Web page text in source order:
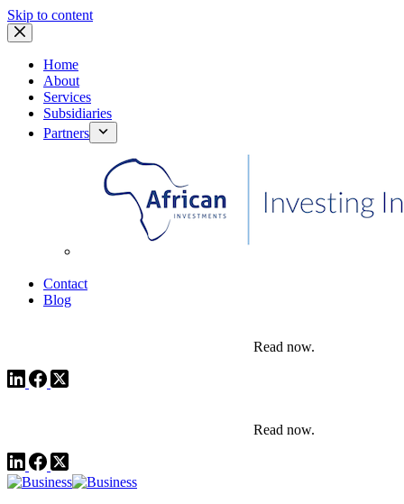
Skip to content
Home
About
Services
Subsidiaries
Partners
Contact
Blog
Read now.
Read now.